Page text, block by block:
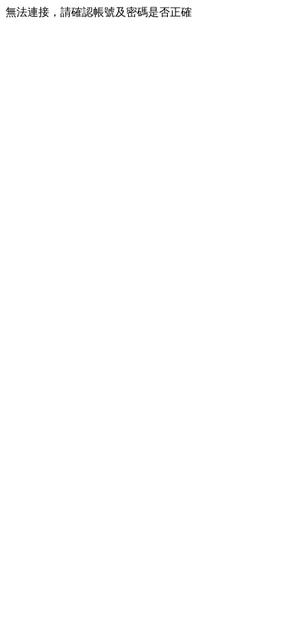
無法連接，請確認帳號及密碼是否正確